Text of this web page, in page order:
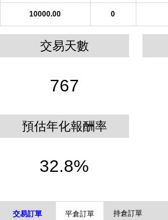
10000.00 0
交易天數
767
預估年化報酬率
32.8%
交易訂單 平倉訂單 持倉訂單